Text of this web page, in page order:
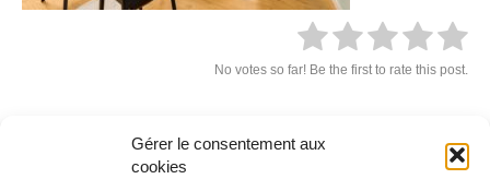
Gérer le consentement aux
cookies
No votes so far! Be the first to rate this post.